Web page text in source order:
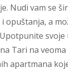
Nudi vam se
opuštanja, a
svoje
Tari na
apartmana